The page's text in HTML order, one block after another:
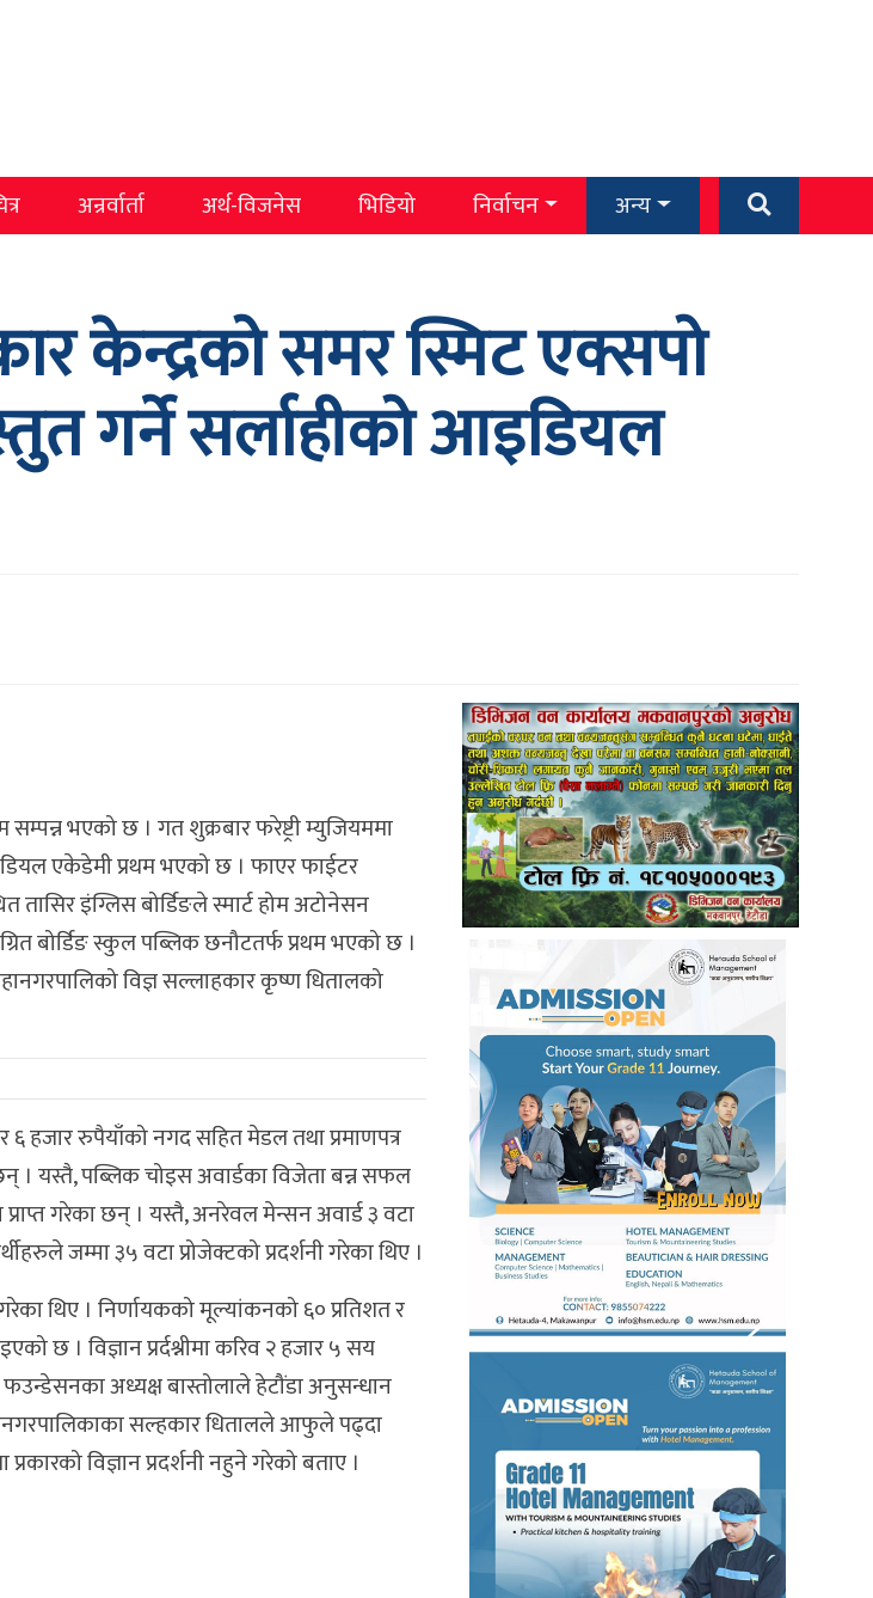
अन्रर्वार्ता अर्थ-विजनेस भिडियो निर्वाचन अन्य
केन्द्रको समर स्मिट एक्सपो
गर्ने सर्लाहीको आइडियल
भएको छ । गत शुक्रबार फरेष्ट्री म्युजियममा
एकेडेमी प्रथम भएको छ । फाएर फाईटर
तासिर इंग्लिस बोर्डिङले स्मार्ट होम अटोनेसन
बोर्डिङ स्कुल पब्लिक छनौटतर्फ प्रथम भएको छ ।
विज्ञ सल्लाहकार कृष्ण धितालको
र ६ हजार रुपैयाँको नगद सहित मेडल तथा प्रमाणपत्र
। यस्तै, पब्लिक चोइस अवार्डका विजेता बन्न सफल
गरेका छन् । यस्तै, अनरेवल मेन्सन अवार्ड ३ वटा
जम्मा ३५ वटा प्रोजेक्टको प्रदर्शनी गरेका थिए ।
थिए । निर्णायकको मूल्यांकनको ६० प्रतिशत र
छ । विज्ञान प्रर्दश्नीमा करिव २ हजार ५ सय
फउन्डेसनका अध्यक्ष बास्तोलाले हेटौंडा अनुसन्धान
सल्हकार धितालले आफुले पढ्दा
विज्ञान प्रदर्शनी नहुने गरेको बताए ।